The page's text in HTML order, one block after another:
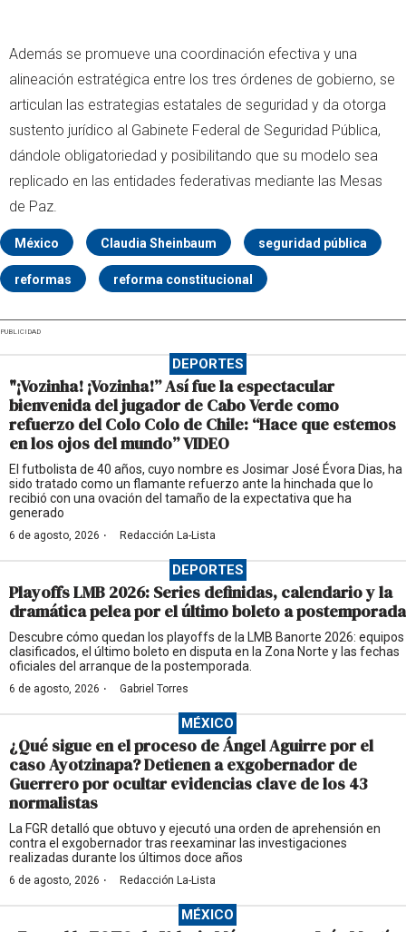
Además se promueve una coordinación efectiva y una
alineación estratégica entre los tres órdenes de gobierno, se
articulan las estrategias estatales de seguridad y da otorga
sustento jurídico al Gabinete Federal de Seguridad Pública,
dándole obligatoriedad y posibilitando que su modelo sea
replicado en las entidades federativas mediante las Mesas
de Paz.
México Claudia Sheinbaum seguridad pública
reformas reforma constitucional
PUBLICIDAD
DEPORTES
"¡Vozinha! ¡Vozinha!” Así fue la espectacular
bienvenida del jugador de Cabo Verde como
refuerzo del Colo Colo de Chile: “Hace que estemos
en los ojos del mundo” VIDEO
El futbolista de 40 años, cuyo nombre es Josimar José Évora Dias, ha
sido tratado como un flamante refuerzo ante la hinchada que lo
recibió con una ovación del tamaño de la expectativa que ha
generado
6 de agosto, 2026 · Redacción La-Lista
DEPORTES
Playoffs LMB 2026: Series definidas, calendario y la
dramática pelea por el último boleto a postemporada
Descubre cómo quedan los playoffs de la LMB Banorte 2026: equipos
clasificados, el último boleto en disputa en la Zona Norte y las fechas
oficiales del arranque de la postemporada.
6 de agosto, 2026 · Gabriel Torres
MÉXICO
¿Qué sigue en el proceso de Ángel Aguirre por el
caso Ayotzinapa? Detienen a exgobernador de
Guerrero por ocultar evidencias clave de los 43
normalistas
La FGR detalló que obtuvo y ejecutó una orden de aprehensión en
contra el exgobernador tras reexaminar las investigaciones
realizadas durante los últimos doce años
6 de agosto, 2026 · Redacción La-Lista
MÉXICO